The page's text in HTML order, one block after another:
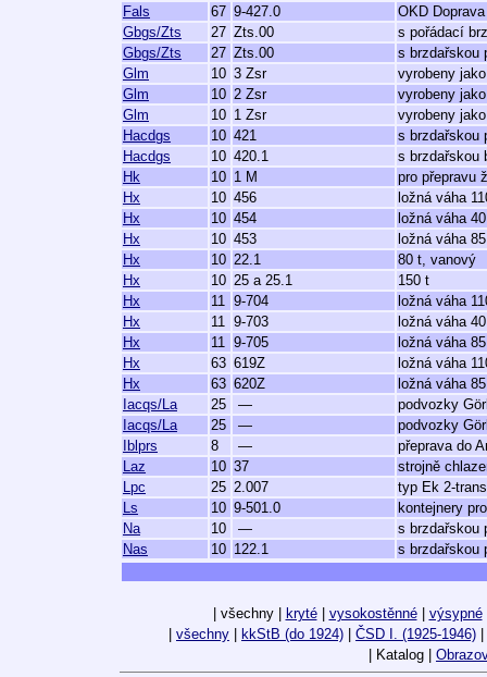
Fals
67 9-427.0
OKD Doprava
Gbgs/Zts
27 Zts.00
s pořádací
Gbgs/Zts
27 Zts.00
s brzdařskou
Glm
10 3 Zsr
vyrobeny
Glm
10 2 Zsr
vyrobeny
Glm
10 1 Zsr
vyrobeny
Hacdgs
10 421
s brzdařskou
Hacdgs
10 420.1
s brzdařskou
Hk
10 1 M
pro přepravu
Hx
10 456
ložná váha
Hx
10 454
ložná váha
Hx
10 453
ložná váha
Hx
10 22.1
80 t, vanový
Hx
10 25 a 25.1
150 t
Hx
11 9-704
ložná váha
Hx
11 9-703
ložná váha
Hx
11 9-705
ložná váha
Hx
63 619Z
ložná váha
Hx
63 620Z
ložná váha
Iacqs/La
25 —
podvozky
Iacqs/La
25 —
podvozky
Iblprs
8 —
přeprava do
Laz
10 37
strojně
Lpc
25 2.007
typ Ek 2-
Ls
10 9-501.0
kontejnery
Na
10 —
s brzdařskou
Nas
10 122.1 s brzdařskou
| všechny | kryté| vysokostěnné| výsypné
všechny kkStB (do 1924) ČSD I. (1925-1946)
| Katalog |